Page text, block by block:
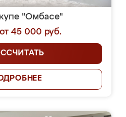
"Омбасе"
45 000 руб.